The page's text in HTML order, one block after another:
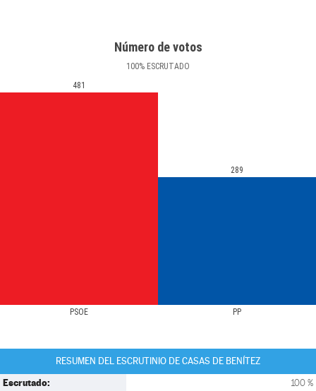
Número de votos
100% ESCRUTADO
PSOE PP
481
289
RESUMEN DEL ESCRUTINIO DE CASAS DE BENÍTEZ
Escrutado: 100 %